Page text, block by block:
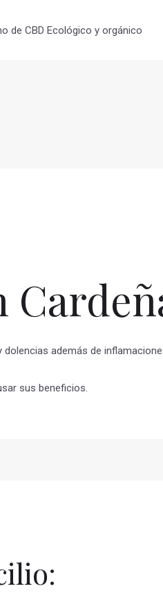
de CBD Ecológico y orgánico
además de
sus beneficios.